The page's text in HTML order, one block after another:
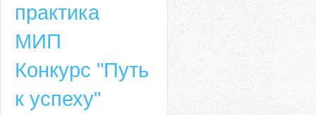
практика
МИП
Конкурс "Путь
к успеху"